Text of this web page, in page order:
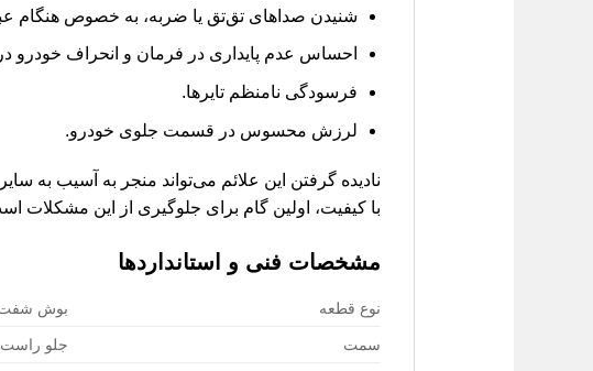
شنیدن صداهای تق‌تق یا ضربه، به خصوص هنگام
احساس عدم پایداری در فرمان و انحراف خودرو
فرسودگی نامنظم تایرها.
لرزش محسوس در قسمت جلوی خودرو.
نادیده گرفتن این علائم می‌تواند منجر به آسیب به
با کیفیت، اولین گام برای جلوگیری از این مشکلات
مشخصات فنی و استانداردها
نوع قطعه بوش شفت
سمت جلو راست